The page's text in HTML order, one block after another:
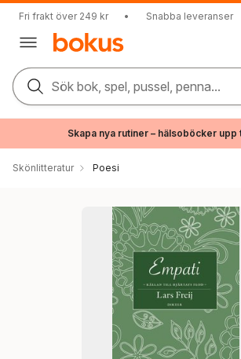
Fri frakt över 249 kr • Snabba leveranser
Sök bok, spel, pussel, penna...
Skapa nya rutiner – hälsoböcker upp
Skönlitteratur Poesi